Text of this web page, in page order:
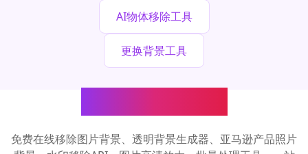
AI物体移除工具
更换背景工具
免费在线移除图片背景、透明背景生成器、亚马逊产品照片